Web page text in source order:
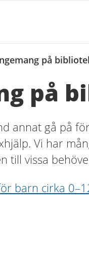
på
på
annat gå på
Vi har
till vissa
barn cirka